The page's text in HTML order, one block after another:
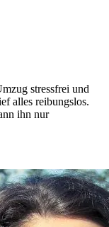
stressfrei und
alles reibungslos.
ihn nur